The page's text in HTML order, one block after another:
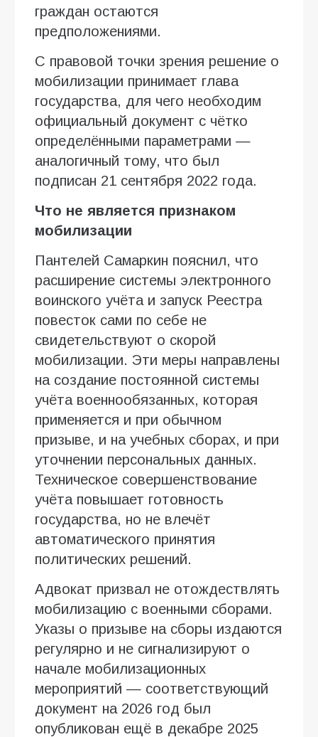
граждан остаются
предположениями.
С правовой точки зрения решение о
мобилизации принимает глава
государства, для чего необходим
официальный документ с чётко
определёнными параметрами —
аналогичный тому, что был
подписан 21 сентября 2022 года.
Что не является признаком
мобилизации
Пантелей Самаркин пояснил, что
расширение системы электронного
воинского учёта и запуск Реестра
повесток сами по себе не
свидетельствуют о скорой
мобилизации. Эти меры направлены
на создание постоянной системы
учёта военнообязанных, которая
применяется и при обычном
призыве, и на учебных сборах, и при
уточнении персональных данных.
Техническое совершенствование
учёта повышает готовность
государства, но не влечёт
автоматического принятия
политических решений.
Адвокат призвал не отождествлять
мобилизацию с военными сборами.
Указы о призыве на сборы издаются
регулярно и не сигнализируют о
начале мобилизационных
мероприятий — соответствующий
документ на 2026 год был
опубликован ещё в декабре 2025